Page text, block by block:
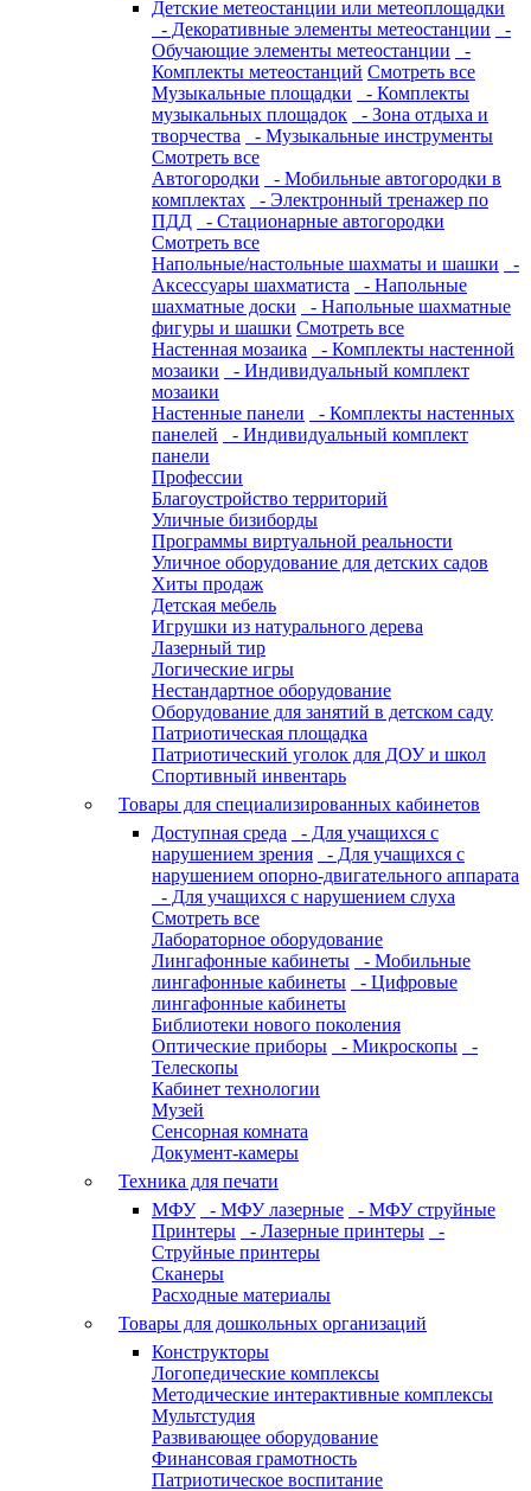
Детские метеостанции или метеоплощадки
- Декоративные элементы метеостанции
-
Обучающие элементы метеостанции
-
Комплекты метеостанций Смотреть все
Музыкальные площадки
- Комплекты
музыкальных площадок
- Зона отдыха и
творчества
- Музыкальные инструменты
Смотреть все
Автогородки
- Мобильные автогородки в
комплектах
- Электронный тренажер по
ПДД
- Стационарные автогородки
Смотреть все
Напольные/настольные шахматы и шашки
-
Аксессуары шахматиста
- Напольные
шахматные доски
- Напольные шахматные
фигуры и шашки Смотреть все
Настенная мозаика
- Комплекты настенной
мозаики
- Индивидуальный комплект
мозаики
Настенные панели
- Комплекты настенных
панелей
- Индивидуальный комплект
панели
Профессии
Благоустройство территорий
Уличные бизиборды
Программы виртуальной реальности
Уличное оборудование для детских садов
Хиты продаж
Детская мебель
Игрушки из натурального дерева
Лазерный тир
Логические игры
Нестандартное оборудование
Оборудование для занятий в детском саду
Патриотическая площадка
Патриотический уголок для ДОУ и школ
Спортивный инвентарь
Товары для специализированных кабинетов
Доступная среда
- Для учащихся с
нарушением зрения
- Для учащихся с
нарушением опорно-двигательного аппарата
- Для учащихся с нарушением слуха
Смотреть все
Лабораторное оборудование
Лингафонные кабинеты
- Мобильные
лингафонные кабинеты
- Цифровые
лингафонные кабинеты
Библиотеки нового поколения
Оптические приборы
- Микроскопы
-
Телескопы
Кабинет технологии
Музей
Сенсорная комната
Документ-камеры
Техника для печати
МФУ
- МФУ лазерные
- МФУ струйные
Принтеры
- Лазерные принтеры
-
Струйные принтеры
Сканеры
Расходные материалы
Товары для дошкольных организаций
Конструкторы
Логопедические комплексы
Методические интерактивные комплексы
Мультстудия
Развивающее оборудование
Финансовая грамотность
Патриотическое воспитание